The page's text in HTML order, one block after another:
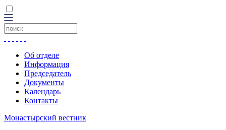
Об отделе
Информация
Председатель
Документы
Календарь
Контакты
Монастырский вестник